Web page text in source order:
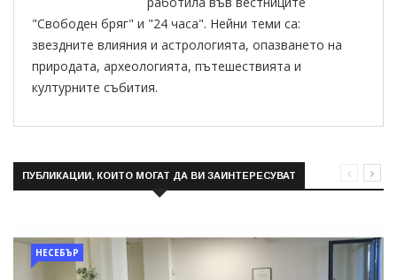
"Свободен бряг" и "24 часа". Нейни теми са:
звездните влияния и астрологията, опазването на
природата, археологията, пътешествията и
културните събития.
ПУБЛИКАЦИИ, КОИТО МОГАТ ДА ВИ ЗАИНТЕРЕСУВАТ
НЕСЕБЪР